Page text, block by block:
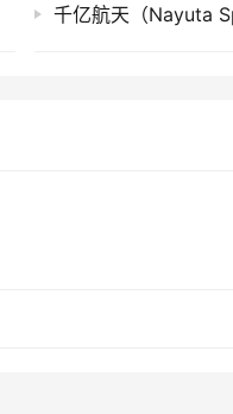
千亿航天（Nayuta